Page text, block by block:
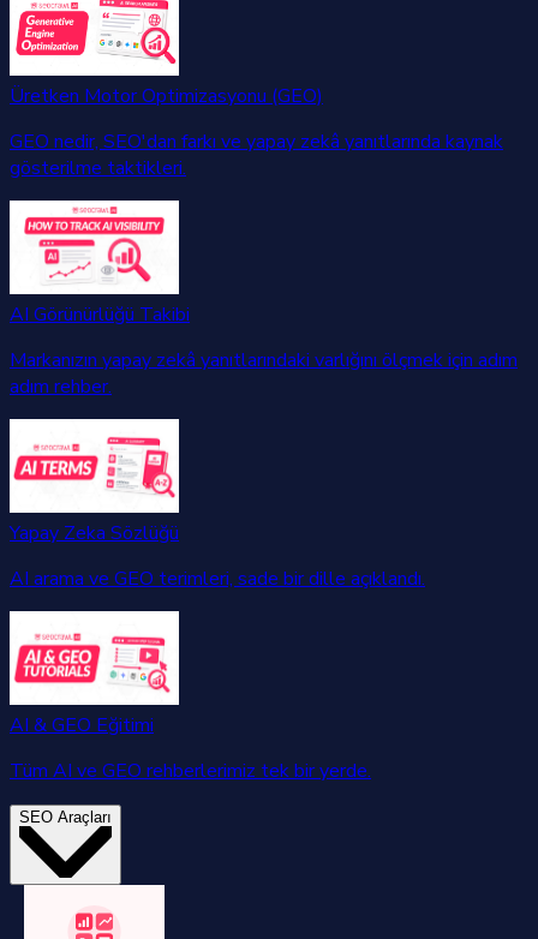
Üretken Motor Optimizasyonu (GEO)
GEO nedir, SEO'dan farkı ve yapay zekâ yanıtlarında kaynak
gösterilme taktikleri.
AI Görünürlüğü Takibi
Markanızın yapay zekâ yanıtlarındaki varlığını ölçmek için adım
adım rehber.
Yapay Zeka Sözlüğü
AI arama ve GEO terimleri, sade bir dille açıklandı.
AI & GEO Eğitimi
Tüm AI ve GEO rehberlerimiz tek bir yerde.
SEO Araçları